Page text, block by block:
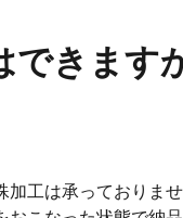
できます
加工は承っておりま